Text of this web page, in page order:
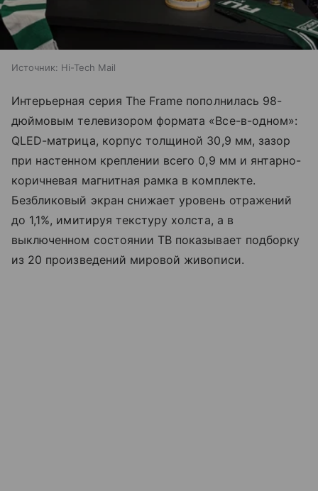
Источник: Hi-Tech Mail
Интерьерная серия The Frame пополнилась 98-
дюймовым телевизором формата «Все-в-одном»:
QLED-матрица, корпус толщиной 30,9 мм, зазор
при настенном креплении всего 0,9 мм и янтарно-
коричневая магнитная рамка в комплекте.
Безбликовый экран снижает уровень отражений
до 1,1%, имитируя текстуру холста, а в
выключенном состоянии ТВ показывает подборку
из 20 произведений мировой живописи.